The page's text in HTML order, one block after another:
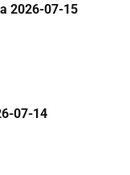
2026-07-15
07-14